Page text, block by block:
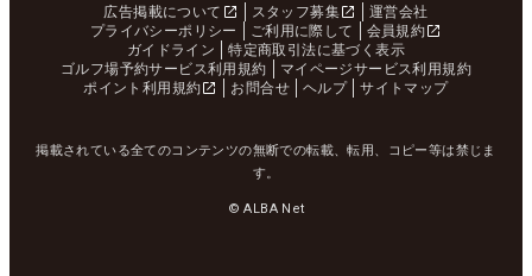
広告掲載について スタッフ募集
運営会社
プライバシーポリシー
ご利用に際して
会員規約
ガイドライン
特定商取引法に基づく表示
ゴルフ場予約サービス利用規約
マイページサービス利用規約
ポイント利用規約
お問合せ ヘルプ サイトマップ
掲載されている全てのコンテンツの無断での転載、転用、コピー等は禁じま
す。
© ALBA Net